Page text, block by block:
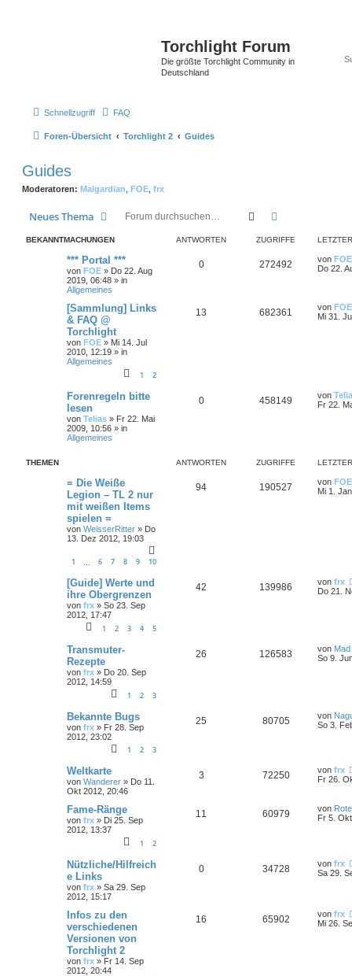
Torchlight Forum
Die größte Torchlight Community in
Deutschland
Schnellzugriff FAQ
Foren-Übersicht Torchlight 2 Guides
Guides
Moderatoren: Malgardian FOE frx
Neues Thema Suche
BEKANNTMACHUNGEN ANTWORTEN ZUGRIFFE
*** Portal ***
von FOE » Do 22. Aug
2019, 06:48 » in
Allgemeines
0 272492 von FOE
Do 22.
[Sammlung] Links
& FAQ @
Torchlight
von FOE » Mi 14. Jul
2010, 12:19 » in
Allgemeines
1 2
13 682361 von FOE
Mi 31.
Forenregeln bitte
lesen
von Telias » Fr 22. Mai
2009, 10:56 » in
Allgemeines
0 458149 von
Fr 22.
THEMEN ANTWORTEN ZUGRIFFE
= Die Weiße
Legion – TL 2 nur
mit weißen Items
spielen =
von WeisserRitter » Do
13. Dez 2012, 19:03
1 6 7 8 9 10
94 190527 von FOE
Mi 1.
[Guide] Werte und
ihre Obergrenzen
von frx » So 23. Sep
2012, 17:47
1 2 3 4 5
42 139986 von frx
Do 21.
Transmuter-
Rezepte
von frx » Do 20. Sep
2012, 14:59
1 2 3
26 126583 von
So 9.
Bekannte Bugs
von frx » Fr 28. Sep
2012, 23:02
1 2 3
25 80705 von
So 3.
Weltkarte
von Wanderer » Do 11.
Okt 2012, 20:46
3 72250 von frx
Fr 26.
Fame-Ränge
von frx » Di 25. Sep
2012, 13:37
1 2
11 60979 von
Fr 5.
Nützliche/Hilfreich
e Links
von frx » Sa 29. Sep
2012, 15:17
0 34728 von frx
Sa 29.
Infos zu den
verschiedenen
Versionen von
Torchlight 2
von frx » Fr 14. Sep
2012, 20:44
16 65902 von frx
Mi 26.